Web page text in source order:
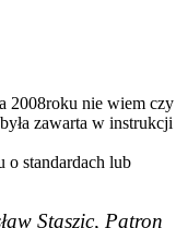
2008roku nie wiem czy
zawarta w instrukcji
o standardach lub
Staszic, Patron